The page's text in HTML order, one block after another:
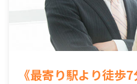
《最寄り駅より徒歩